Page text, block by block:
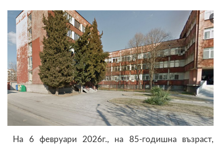
На 6 февруари 2026г., на 85-годишна възраст,